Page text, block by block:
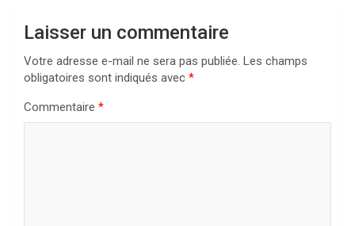
Laisser un commentaire
Votre adresse e-mail ne sera pas publiée. Les champs
obligatoires sont indiqués avec *
Commentaire *